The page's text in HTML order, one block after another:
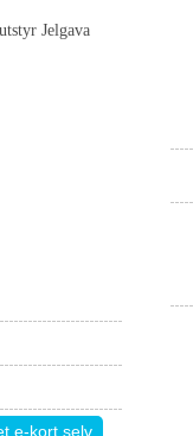
Jelgava